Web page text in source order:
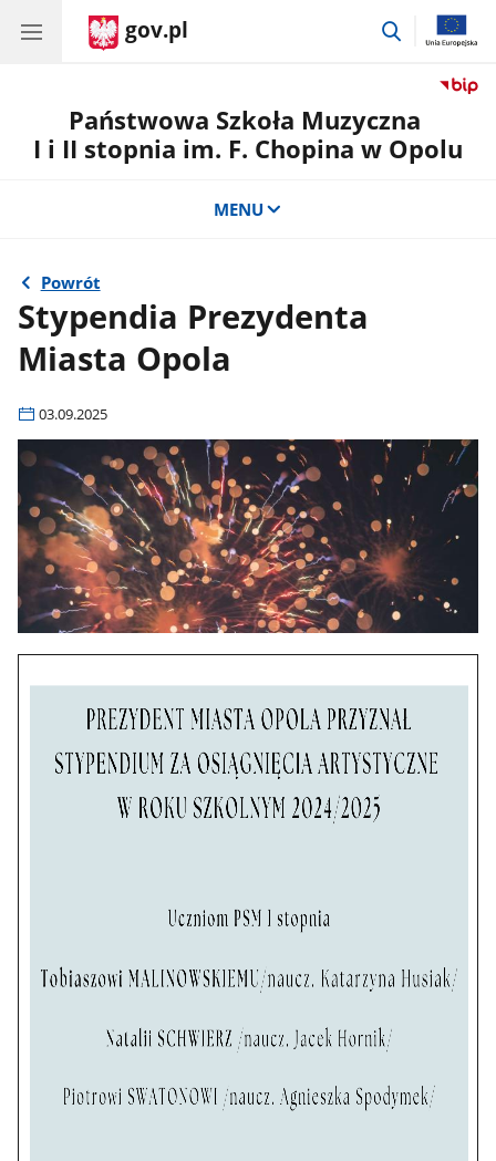
gov.pl
przejdź
Państwowa Szkoła Muzyczna
I i II stopnia im. F. Chopina w Opolu
MENU
Powrót
Stypendia Prezydenta
Miasta Opola
03.09.2025